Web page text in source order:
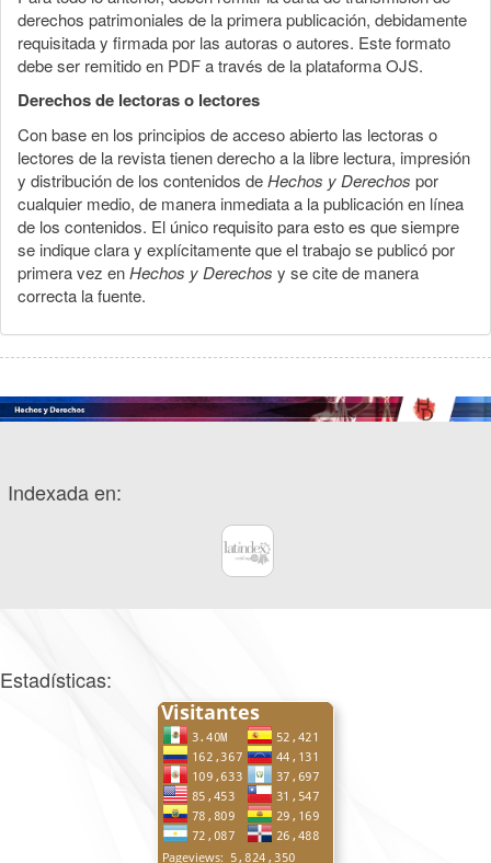
derechos patrimoniales de la primera publicación, debidamente
requisitada y firmada por las autoras o autores. Este formato
debe ser remitido en PDF a través de la plataforma OJS.
Derechos de lectoras o lectores
Con base en los principios de acceso abierto las lectoras o
lectores de la revista tienen derecho a la libre lectura, impresión
y distribución de los contenidos deHechos y Derechos por
cualquier medio, de manera inmediata a la publicación en línea
de los contenidos. El único requisito para esto es que siempre
se indique clara y explícitamente que el trabajo se publicó por
primera vez enHechos y Derechos y se cite de manera
correcta la fuente.
Indexada en:
Estadísticas: